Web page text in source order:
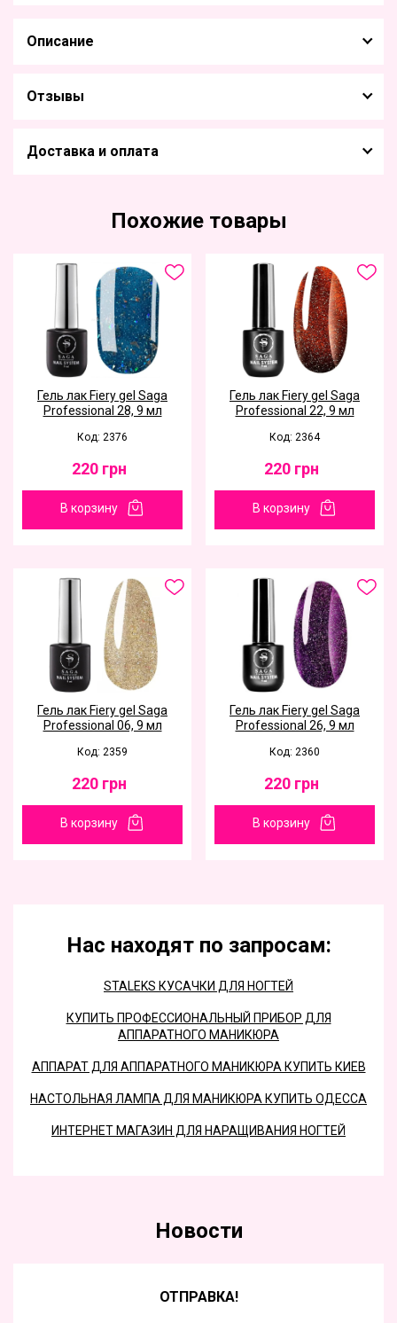
Описание
Отзывы
Доставка и оплата
Похожие товары
Гель лак Fiery gel Saga
Professional 28, 9 мл
Код: 2376
220 грн
В корзину
Гель лак Fiery gel Saga
Professional 22, 9 мл
Код: 2364
220 грн
В корзину
Гель лак Fiery gel Saga
Professional 06, 9 мл
Код: 2359
220 грн
В корзину
Гель лак Fiery gel Saga
Professional 26, 9 мл
Код: 2360
220 грн
В корзину
Нас находят по запросам:
STALEKS КУСАЧКИ ДЛЯ НОГТЕЙ
КУПИТЬ ПРОФЕССИОНАЛЬНЫЙ ПРИБОР ДЛЯ
АППАРАТНОГО МАНИКЮРА
АППАРАТ ДЛЯ АППАРАТНОГО МАНИКЮРА КУПИТЬ КИЕВ
НАСТОЛЬНАЯ ЛАМПА ДЛЯ МАНИКЮРА КУПИТЬ ОДЕССА
ИНТЕРНЕТ МАГАЗИН ДЛЯ НАРАЩИВАНИЯ НОГТЕЙ
Новости
ОТПРАВКА!